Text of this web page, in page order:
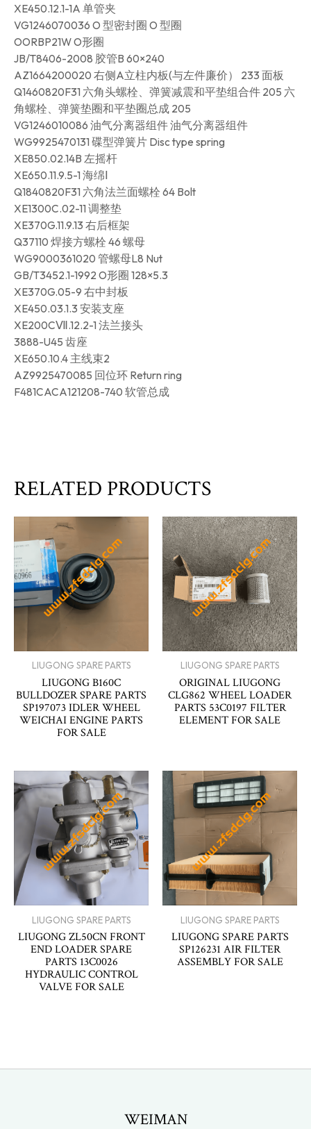
XE450.12.1-1A 单管夹
VG1246070036 O 型密封圈 O 型圈
OORBP21W O形圈
JB/T8406-2008 胶管B 60×240
AZ1664200020 右侧A立柱内板(与左件廉价） 233 面板
Q1460820F31 六角头螺栓、弹簧减震和平垫组合件 205 六
角螺栓、弹簧垫圈和平垫圈总成 205
VG1246010086 油气分离器组件 油气分离器组件
WG9925470131 碟型弹簧片 Disc type spring
XE850.02.14B 左摇杆
XE650.11.9.5-1 海绵Ⅰ
Q1840820F31 六角法兰面螺栓 64 Bolt
XE1300C.02-11 调整垫
XE370G.11.9.13 右后框架
Q37110 焊接方螺栓 46 螺母
WG9000361020 管螺母L8 Nut
GB/T3452.1-1992 O形圈 128×5.3
XE370G.05-9 右中封板
XE450.03.1.3 安装支座
XE200CⅦ.12.2-1 法兰接头
3888-U45 齿座
XE650.10.4 主线束2
AZ9925470085 回位环 Return ring
F481CACA121208-740 软管总成
RELATED PRODUCTS
LIUGONG SPARE PARTS
LIUGONG B160C
BULLDOZER SPARE PARTS
SP197073 IDLER WHEEL
WEICHAI ENGINE PARTS
FOR SALE
LIUGONG SPARE PARTS
ORIGINAL LIUGONG
CLG862 WHEEL LOADER
PARTS 53C0197 FILTER
ELEMENT FOR SALE
LIUGONG SPARE PARTS
LIUGONG ZL50CN FRONT
END LOADER SPARE
PARTS 13C0026
HYDRAULIC CONTROL
VALVE FOR SALE
LIUGONG SPARE PARTS
LIUGONG SPARE PARTS
SP126231 AIR FILTER
ASSEMBLY FOR SALE
WEIMAN